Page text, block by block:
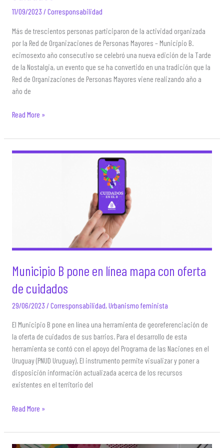
11/09/2023 /Corresponsabilidad
Más de trescientos personas participaron de la actividad organizada
por la Red de Organizaciones de Personas Mayores – Municipio B.
ecimosexto año consecutivo se celebró una nueva edición de la Tarde
de la Nostalgia, un evento que se ha convertido en una tradición que la
Red de Organizaciones de Personas Mayores viene realizando año a
año de
«Tarde
la
nostalgia»
Read More »
Municipio B pone en línea mapa con oferta
de cuidados
29/06/2023 /Corresponsabilidad, Urbanismo feminista
El Municipio B pone en línea una herramienta de georeferenciación de
la oferta de cuidados de sus barrios. Para el desarrollo de esta
herramienta se contó con el apoyo del Programa de las Naciones en el
Uruguay (PNUD Uruguay). El instrumento permite visualizar y poner a
disposición información actualizada acerca de los recursos
existentes en el territorio del
Municipio
pone
en
Read More »